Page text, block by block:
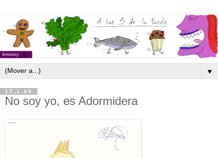
▼
17.1.09
No soy yo, es Adormidera